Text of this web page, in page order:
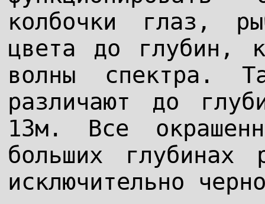
колбочки глаз,
цвета до глубин,
волны спектра.
различают до
13м. Все
больших глубинах
исключительно